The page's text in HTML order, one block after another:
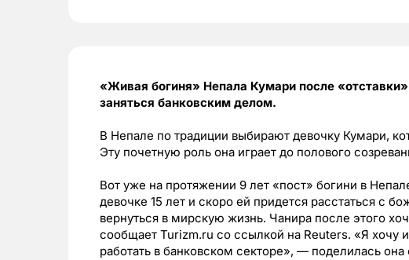
«Живая богиня» Непала Кумари после
заняться банковским делом.
В Непале по традиции выбирают девочку Кумари,
Эту почетную роль она играет до полового
Вот уже на протяжении 9 лет «пост» богини в
девочке 15 лет и скоро ей придется расстаться с
вернуться в мирскую жизнь. Чанира после этого
сообщает Turizm.ru со ссылкой на Reuters. «Я хочу
работать в банковском секторе», — поделилась